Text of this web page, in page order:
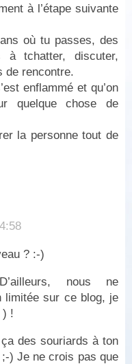
à l’étape suivante
où tu passes, des
à tchatter, discuter,
de rencontre.
enflammé et qu’on
quelque chose de
la personne tout de
? :-)
nous ne
limitée sur ce blog, je
) !
des souriards à ton
) Je ne crois pas que